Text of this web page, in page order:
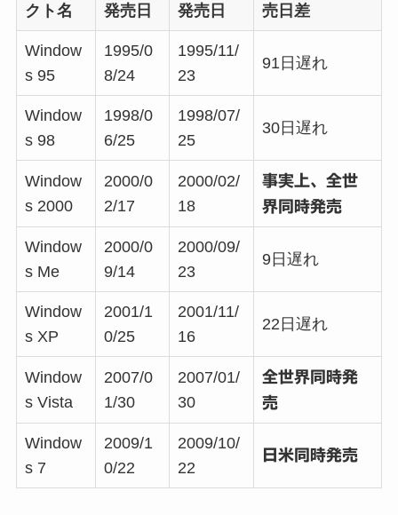
クト名
発売日
発売日
売日差
Window
s 95
1995/0
8/24
1995/11/
23
91日遅れ
Window
s 98
1998/0
6/25
1998/07/
25
30日遅れ
Window
s 2000
2000/0
2/17
2000/02/
18
事実上、全世
界同時発売
Window
s Me
2000/0
9/14
2000/09/
23
9日遅れ
Window
s XP
2001/1
0/25
2001/11/
16
22日遅れ
Window
s Vista
2007/0
1/30
2007/01/
30
全世界同時発
売
Window
s 7
2009/1
0/22
2009/10/
22
日米同時発売